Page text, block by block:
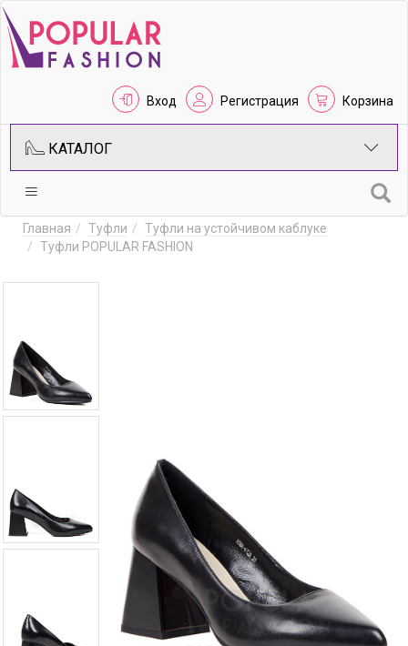
Вход Регистрация Корзина
КАТАЛОГ
Главная Туфли
Туфли на устойчивом каблуке
Туфли POPULAR FASHION